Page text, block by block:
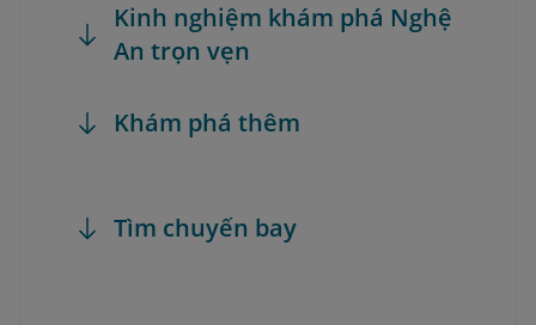
Kinh nghiệm khám phá Nghệ
An trọn vẹn
Khám phá thêm
Tìm chuyến bay